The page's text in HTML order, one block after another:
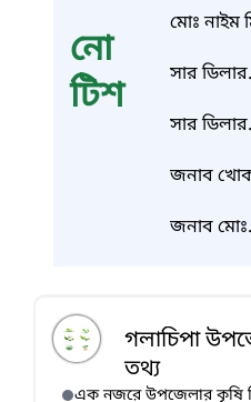
নো
টিশ
মোঃ নাইম
অভিজ্ঞতার
সার ডিলার
ফরম
সার ডিলার
জনাব
কৃষিতে
জনাব মোঃ
প্রত্যয়ন
গলাচিপা
তথ্য
এক নজরে উপজেলার কৃষি